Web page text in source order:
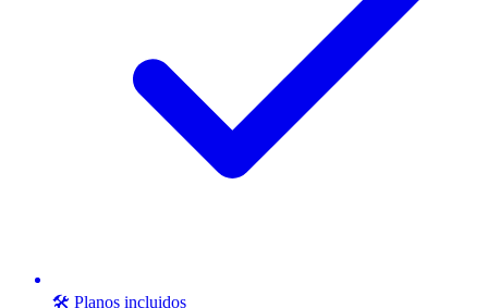
🛠️ Planos incluidos